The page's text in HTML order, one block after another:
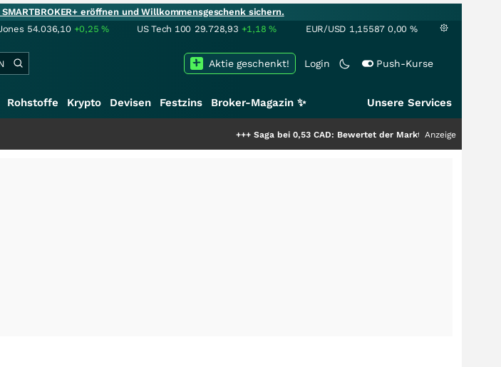
eröffnen und Willkommensgeschenk sichern.
54.036,10 +0,25% US Tech 100 29.728,93 +1,18% EUR/USD 1,15587 0,00 %
Login Push-Kurse
Aktie geschenkt!
Rohstoffe Krypto Devisen Festzins Broker-Magazin ✨ Unsere Services
Saga bei 0,53 CAD: Bewertet der Markt noch immer nur die Hälfte
Anzeige